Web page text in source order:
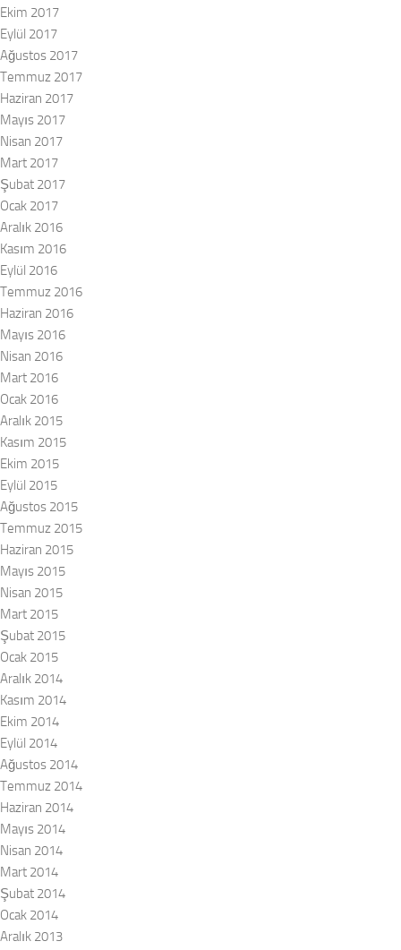
Ekim 2017
Eylül 2017
Ağustos 2017
Temmuz 2017
Haziran 2017
Mayıs 2017
Nisan 2017
Mart 2017
Şubat 2017
Ocak 2017
Aralık 2016
Kasım 2016
Eylül 2016
Temmuz 2016
Haziran 2016
Mayıs 2016
Nisan 2016
Mart 2016
Ocak 2016
Aralık 2015
Kasım 2015
Ekim 2015
Eylül 2015
Ağustos 2015
Temmuz 2015
Haziran 2015
Mayıs 2015
Nisan 2015
Mart 2015
Şubat 2015
Ocak 2015
Aralık 2014
Kasım 2014
Ekim 2014
Eylül 2014
Ağustos 2014
Temmuz 2014
Haziran 2014
Mayıs 2014
Nisan 2014
Mart 2014
Şubat 2014
Ocak 2014
Aralık 2013